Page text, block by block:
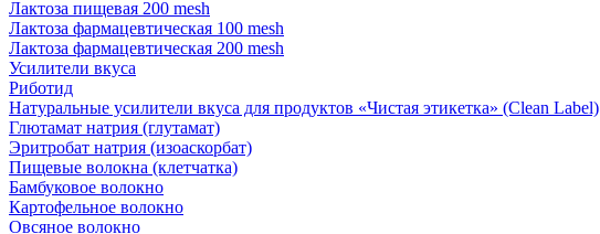
Лактоза пищевая 200 mesh
Лактоза фармацевтическая 100 mesh
Лактоза фармацевтическая 200 mesh
Усилители вкуса
Риботид
Натуральные усилители вкуса для продуктов «Чистая этикетка» (Clean Label)
Глютамат натрия (глутамат)
Эритробат натрия (изоаскорбат)
Пищевые волокна (клетчатка)
Бамбуковое волокно
Картофельное волокно
Овсяное волокно